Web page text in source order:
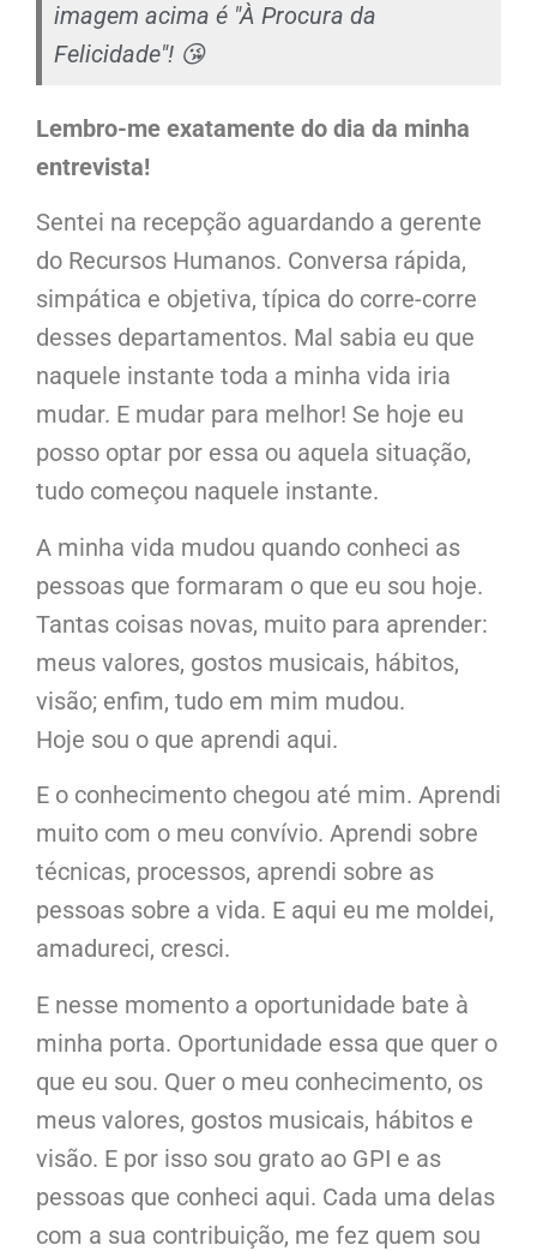
imagem acima é "À Procura da
Felicidade"! 😘
Lembro-me exatamente do dia da minha
entrevista!
Sentei na recepção aguardando a gerente
do Recursos Humanos. Conversa rápida,
simpática e objetiva, típica do corre-corre
desses departamentos. Mal sabia eu que
naquele instante toda a minha vida iria
mudar. E mudar para melhor! Se hoje eu
posso optar por essa ou aquela situação,
tudo começou naquele instante.
A minha vida mudou quando conheci as
pessoas que formaram o que eu sou hoje.
Tantas coisas novas, muito para aprender:
meus valores, gostos musicais, hábitos,
visão; enfim, tudo em mim mudou.
Hoje sou o que aprendi aqui.
E o conhecimento chegou até mim. Aprendi
muito com o meu convívio. Aprendi sobre
técnicas, processos, aprendi sobre as
pessoas sobre a vida. E aqui eu me moldei,
amadureci, cresci.
E nesse momento a oportunidade bate à
minha porta. Oportunidade essa que quer o
que eu sou. Quer o meu conhecimento, os
meus valores, gostos musicais, hábitos e
visão. E por isso sou grato ao GPI e as
pessoas que conheci aqui. Cada uma delas
com a sua contribuição, me fez quem sou